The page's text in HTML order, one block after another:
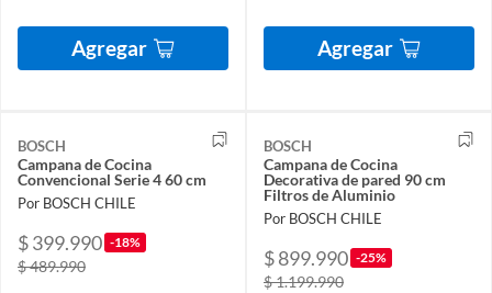
Agregar Agregar
BOSCH
Campana de Cocina
Convencional Serie 4 60 cm
Por BOSCH CHILE
$ 399.990 -18%
$ 489.990
BOSCH
Campana de Cocina
Decorativa de pared 90 cm
Filtros de Aluminio
Por BOSCH CHILE
$ 899.990 -25%
$ 1.199.990